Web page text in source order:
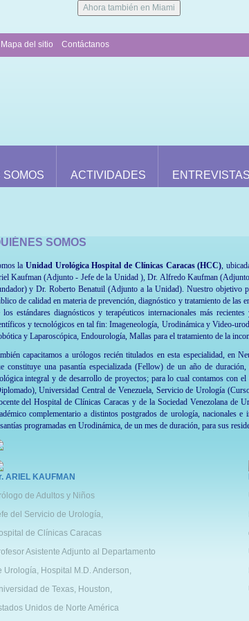
Ahora también en Miami
Contáctanos
Mapa del sitio
SOMOS ACTIVIDADES ENTREVISTAS
SOMOS
la Unidad Urológica Hospital de Clínicas Caracas (HCC),
Kaufman (Adjunto - Jefe de la Unidad ), Dr. Alfredo Kaufman
y Dr. Roberto Benatuil (Adjunto a la Unidad). Nuestro objetivo
de calidad en materia de prevención, diagnóstico y tratamiento de las
los estándares diagnósticos y terapéuticos internacionales más
y tecnológicos en tal fin: Imageneología, Urodinámica y Video-
y Laparoscópica, Endourología, Mallas para el tratamiento de la
capacitamos a urólogos recién titulados en esta especialidad, en
constituye una pasantía especializada (Fellow) de un año de
integral y de desarrollo de proyectos; para lo cual contamos con
Universidad Central de Venezuela, Servicio de Urología
del Hospital de Clínicas Caracas y de la Sociedad Venezolana de
complementario a distintos postgrados de urología, nacionales e
programadas en Urodinámica, de un mes de duración, para sus
ARIEL KAUFMAN
de Adultos y Niños
del Servicio de Urología,
de Clínicas Caracas
Asistente Adjunto al Departamento
Urología, Hospital M.D. Anderson,
de Texas, Houston,
Unidos de Norte América